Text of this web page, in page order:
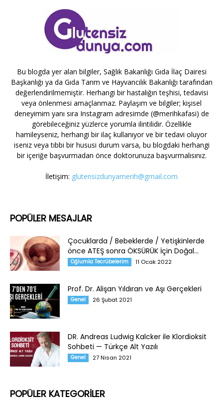
Bu blogda yer alan bilgiler, Sağlık Bakanlığı Gıda İlaç Dairesi
Başkanlığı ya da Gıda Tarım ve Hayvancılık Bakanlığı tarafından
değerlendirilmemiştir. Herhangi bir hastalığın teşhisi, tedavisi
veya önlenmesi amaçlanmaz. Paylaşım ve bilgiler; kişisel
deneyimim yanı sıra Instagram adresimde (@merihkafasi) de
görebileceğiniz yüzlerce yorumla ilintilidir. Özellikle
hamileyseniz, herhangi bir ilaç kullanıyor ve bir tedavi oluyor
iseniz veya tıbbi bir hususi durum varsa, bu blogdaki herhangi
bir içeriğe başvurmadan önce doktorunuza başvurmalısınız.
İletişim: glutensizdunyamerih@gmail.com
POPÜLER MESAJLAR
Çocuklarda / Bebeklerde / Yetişkinlerde
önce ATEŞ sonra ÖKSÜRÜK İçin Doğal...
Oğlumla Tecrübelerim 11 Ocak 2022
Prof. Dr. Alişan Yıldıran ve Aşı Gerçekleri
Genel 26 Şubat 2021
DR. Andreas Ludwig Kalcker ile Klordioksit
Sohbeti — Türkçe Alt Yazılı
Genel 27 Nisan 2021
POPÜLER KATEGORİLER